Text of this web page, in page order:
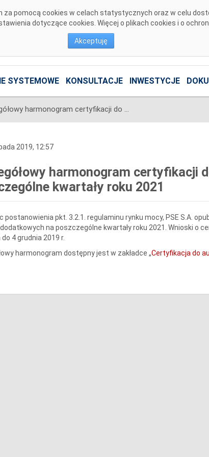
pomocą cookies w celach statystycznych oraz w celu
dotyczące cookies. Więcej o plikach cookies i o
Akceptuję
SYSTEMOWE KONSULTACJE INWESTYCJE
Szczegółowy harmonogram certyfikacji do aukcji dodatkowych na poszczególne kwartały roku 2021
2019, 12:57
harmonogram certyfikacji
kwartały roku 2021
postanowienia pkt. 3.2.1. regulaminu rynku mocy, PSE S.A.
na poszczególne kwartały roku 2021. Wnioski o
4 grudnia 2019 r.
harmonogram dostępny jest w zakładce „Certyfikacja do